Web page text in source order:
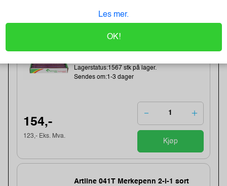
Cateringfilm Wrapmaster1000
Lagerstatus:1567 stk på lager.
Sendes om:1-3 dager
154,-
123,- Eks. Mva.
Kjøp
Artline 041T Merkepenn 2-i-1 sort
Les mer.
OK!